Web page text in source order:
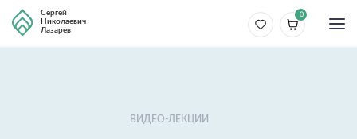
Сергей
Николаевич
Лазарев
0
ВИДЕО-ЛЕКЦИИ